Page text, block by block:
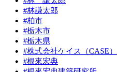
#林謙太郎
#柏市
#栃木市
#栃木県
#株式会社ケイス（CASE）
#根來宏典